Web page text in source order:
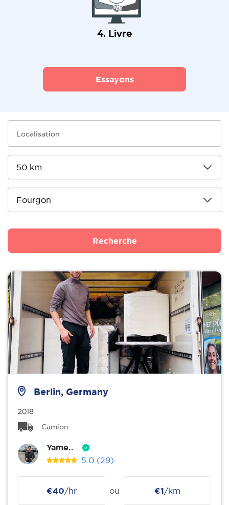
4. Livre
Essayons
Recherche
Berlin, Germany
2018
Camion
Yame..
5.0 (29)
€40/hr ou €1/km